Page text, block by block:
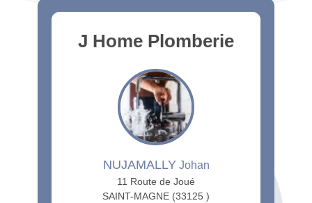
J Home Plomberie
NUJAMALLYJohan
11 Route de Joué
SAINT-MAGNE (33125 )